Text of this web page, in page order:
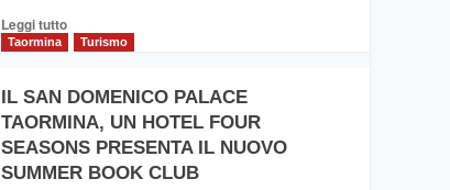
operato
da
Leggi tuttoLeggi
PIEDIMONTE
ETNEO
–
Meta
Taormina Turismo
IL SAN DOMENICO PALACE
TAORMINA, UN HOTEL FOUR
SEASONS PRESENTA IL NUOVO
SUMMER BOOK CLUB